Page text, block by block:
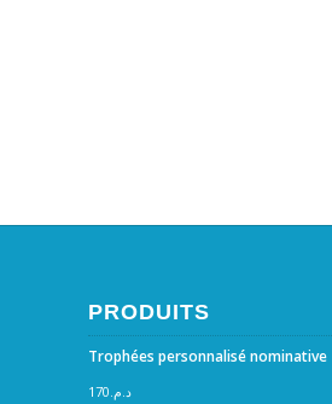
PRODUITS
Trophées personnalisé nominative
د.م. 170